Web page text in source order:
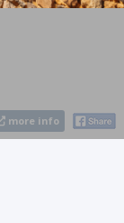
more info